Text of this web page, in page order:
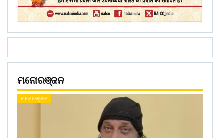
ମନୋରଞ୍ଜନ
ମନୋରଞ୍ଜନ